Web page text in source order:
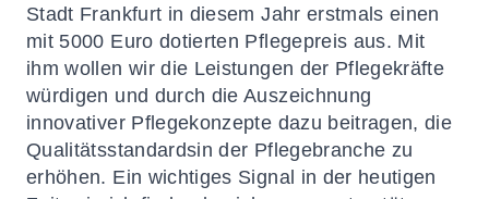
Stadt Frankfurt in diesem Jahr erstmals einen
mit 5000 Euro dotierten Pflegepreis aus. Mit
ihm wollen wir die Leistungen der Pflegekräfte
würdigen und durch die Auszeichnung
innovativer Pflegekonzepte dazu beitragen, die
Qualitätsstandardsin der Pflegebranche zu
erhöhen. Ein wichtiges Signal in der heutigen